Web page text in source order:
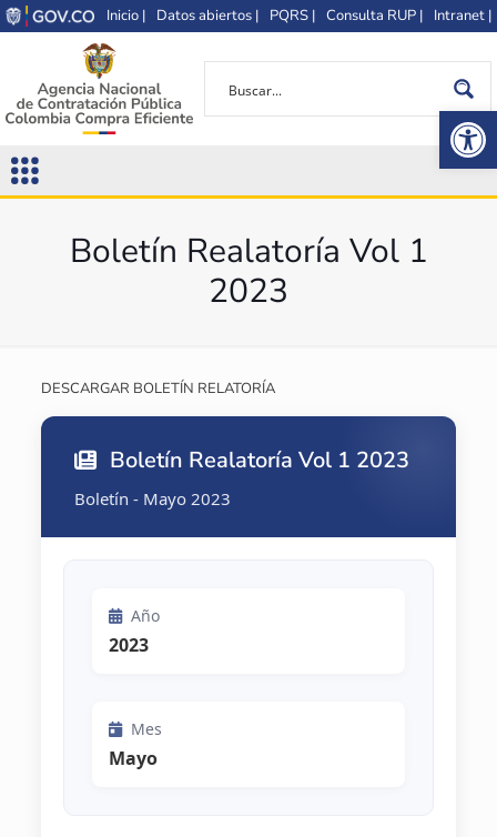
Inicio | Datos abiertos | PQRS | Consulta RUP | Intranet |
Boletín Realatoría Vol 1
2023
DESCARGAR BOLETÍN RELATORÍA
Boletín Realatoría Vol 1 2023
Boletín - Mayo 2023
Año
2023
Mes
Mayo